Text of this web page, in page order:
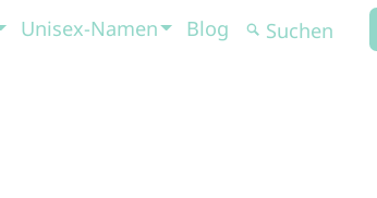
Unisex-Namen Blog